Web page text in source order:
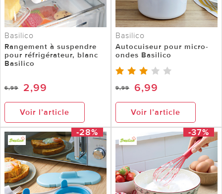
Basilico
Rangement à suspendre
pour réfrigérateur, blanc
Basilico
6,99 2,99
Voir l’article
Basilico
Autocuiseur pour micro-
ondes Basilico
9,99 6,99
Voir l’article
-28% -37%